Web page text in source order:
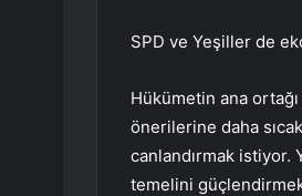
SPD ve Yeşiller de
Hükümetin ana
önerilerine daha
canlandırmak
temelini